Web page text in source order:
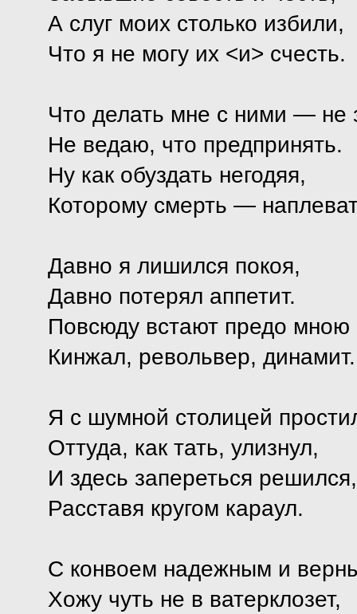
А слуг моих столько избили,
Что я не могу их <и> счесть.
Что делать мне с ними — не
Не ведаю, что предпринять.
Ну как обуздать негодяя,
Которому смерть —
Давно я лишился покоя,
Давно потерял аппетит.
Повсюду встают предо мною
Кинжал, револьвер, динамит.
Я с шумной столицей
Оттуда, как тать, улизнул,
И здесь запереться решился,
Расставя кругом караул.
С конвоем надежным и
Хожу чуть не в ватерклозет,